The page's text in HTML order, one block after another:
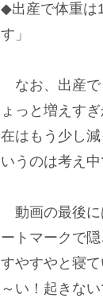
◆出産で体重は
す」
なお、出産で
ょっと増えす
在はもう少し
いうのは考え中
動画の最後に
ートマークで
すやすやと寝
～い！起きな